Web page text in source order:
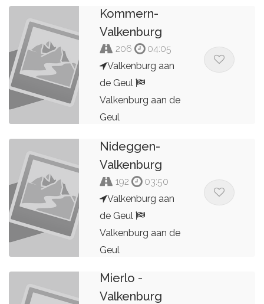
Kommern-
Valkenburg
206
04:05
Valkenburg aan
de Geul
Valkenburg aan de
Geul
Bert Peters
Nideggen-
Valkenburg
192
03:50
Valkenburg aan
de Geul
Valkenburg aan de
Geul
Bert Peters
Mierlo -
Valkenburg